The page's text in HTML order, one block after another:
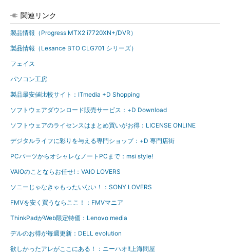
関連リンク
製品情報（Progress MTX2 i7720XN+/DVR）
製品情報（Lesance BTO CLG701 シリーズ）
フェイス
パソコン工房
製品最安値比較サイト：ITmedia +D Shopping
ソフトウェアダウンロード販売サービス：+D Download
ソフトウェアのライセンスはまとめ買いがお得：LICENSE ONLINE
デジタルライフに彩りを与える専門ショップ：+D 専門店街
PCパーツからオシャレなノートPCまで：msi style!
VAIOのことならお任せ!：VAIO LOVERS
ソニーじゃなきゃもったいない！：SONY LOVERS
FMVを安く買うならここ！：FMVマニア
ThinkPadがWeb限定特価：Lenovo media
デルのお得が毎週更新：DELL evolution
欲しかったアレがここにある！：ニーハオ!!上海問屋